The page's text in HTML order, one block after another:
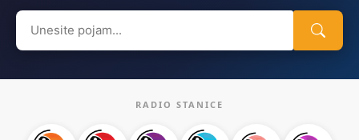
Search
for:
RADIO STANICE